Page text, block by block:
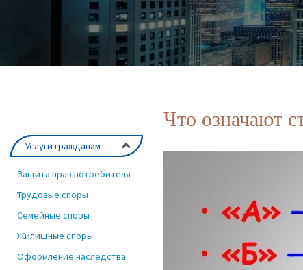
Услуги гражданам
Защита прав потребителя
Трудовые споры
Семейные споры
Жилищные споры
Оформление наследства
Что означают